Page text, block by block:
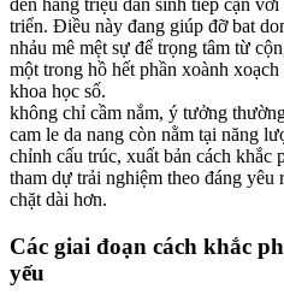
đến hàng triệu dân sinh tiếp cận
triển. Điều này đang giúp đỡ bat
nhảu mê mệt sự để trọng tâm từ
một trong hồ hết phần xoành
khoa học số.
không chỉ cầm nắm, ý tưởng
cam le da nang còn nằm tại năng
chỉnh cấu trúc, xuất bản cách khắc
tham dự trải nghiệm theo đáng
chặt dài hơn.
Các giai đoạn cách khắc
yếu